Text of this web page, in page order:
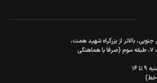
جنوبی، بالاتر از بزرگراه شهید همت،
خیابان ۱۹ ام، پلاک ۲۴، زنگ ۷، طبقه سوم (صرفا با هماهنگی
۱۶